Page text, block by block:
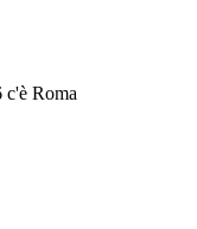
c'è Roma